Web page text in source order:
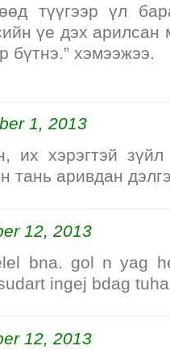
түүгээр үл
үе дэх арилсан
бүтнэ.” хэмээжээ.
1, 2013
их хэрэгтэй
тань аривдан
12, 2013
bna. gol n yag
ingej bdag
12, 2013